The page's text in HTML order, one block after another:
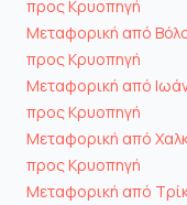
προς Κρυοπηγή
Μεταφορική από
προς Κρυοπηγή
Μεταφορική από
προς Κρυοπηγή
Μεταφορική από
προς Κρυοπηγή
Μεταφορική από